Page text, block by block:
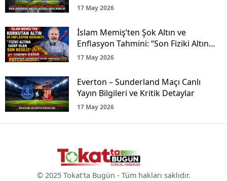
17 May 2026
İslam Memiş’ten Şok Altın ve
Enflasyon Tahmini: “Son Fiziki Altın
Nesliyiz!”
17 May 2026
Everton – Sunderland Maçı Canlı
Yayın Bilgileri ve Kritik Detaylar
17 May 2026
© 2025 Tokat'ta Bugün - Tüm hakları saklıdır.